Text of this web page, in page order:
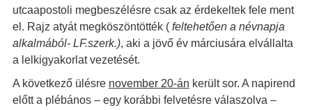
utcaapostoli megbeszélésre csak az érdekeltek fele ment
el. Rajz atyát megköszöntötték ( feltehetően a névnapja
alkalmából- LF.szerk.), aki a jövő év márciusára elvállalta
a lelkigyakorlat vezetését.
A következő ülésre november 20-án került sor. A napirend
előtt a plébános – egy korábbi felvetésre válaszolva –